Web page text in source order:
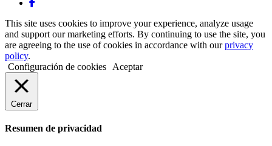
This site uses cookies to improve your experience, analyze usage
and support our marketing efforts. By continuing to use the site, you
are agreeing to the use of cookies in accordance with ourprivacy
policy.
Configuración de cookies
Aceptar
Cerrar
Resumen de privacidad